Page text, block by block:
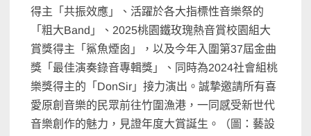
得主「共振效應」、活躍於各大指標性音樂祭的
「粗大Band」、2025桃園鐵玫瑰熱音賞校園組大
賞獎得主「鯊魚煙囪」，以及今年入圍第37屆金曲
獎「最佳演奏錄音專輯獎」、同時為2024社會組桃
樂獎得主的「DonSir」接力演出。誠摯邀請所有喜
愛原創音樂的民眾前往竹圍漁港，一同感受新世代
音樂創作的魅力，見證年度大賞誕生。（圖：藝設